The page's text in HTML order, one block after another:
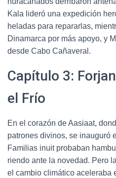
Kala lideró una expedición
heladas para repararlas,
Dinamarca por más apoyo, y
desde Cabo Cañaveral.
Capítulo 3:
el Frío
En el corazón de Aasiaat,
patrones divinos, se inauguró
Familias inuit probaban
riendo ante la novedad. Pero
el cambio climático aceleraba